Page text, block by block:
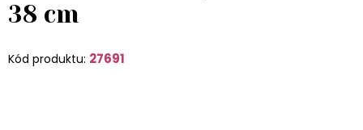
38 cm
Kód produktu: 27691